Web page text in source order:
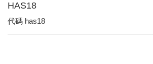
HAS18
代碼 has18